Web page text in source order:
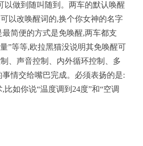
以做到随叫随到。两车的默认唤醒
以改唤醒词的,换个你女神的名字
简便的方式是免唤醒,两车都支
”等等,欧拉黑猫没说明其免唤醒可
、声音控制、内外循环控制、多
情交给嘴巴完成。必须表扬的是:
如你说“温度调到24度”和“空调